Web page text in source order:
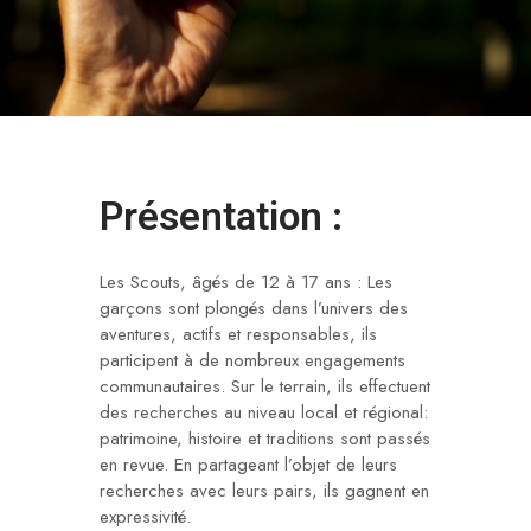
Présentation :
Les Scouts, âgés de 12 à 17 ans : Les
garçons sont plongés dans l’univers des
aventures, actifs et responsables, ils
participent à de nombreux engagements
communautaires. Sur le terrain, ils effectuent
des recherches au niveau local et régional:
patrimoine, histoire et traditions sont passés
en revue. En partageant l’objet de leurs
recherches avec leurs pairs, ils gagnent en
expressivité.